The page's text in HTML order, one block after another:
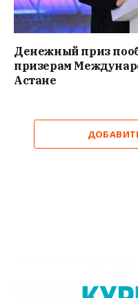
Денежный приз
призерам
Астане